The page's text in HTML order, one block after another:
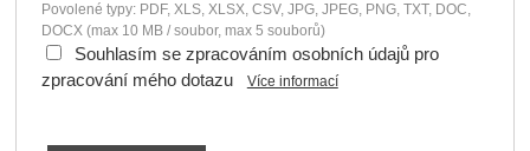
Povolené typy: PDF, XLS, XLSX, CSV, JPG, JPEG, PNG, TXT, DOC,
DOCX (max 10 MB / soubor, max 5 souborů)
Souhlasím se zpracováním osobních údajů pro
zpracování mého dotazu
Více informací